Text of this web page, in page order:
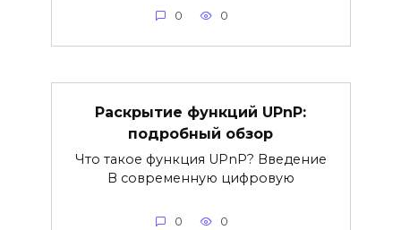
0 0
Раскрытие функций UPnP:
подробный обзор
Что такое функция UPnP? Введение
В современную цифровую
0 0